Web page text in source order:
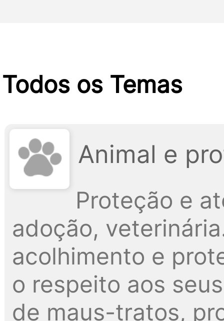
Todos os Temas
Animal e
Proteção e
adoção,
acolhimento e
o respeito aos
de maus-tratos,